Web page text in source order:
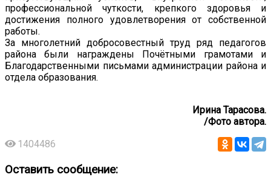
профессиональной чуткости, крепкого здоровья и
достижения полного удовлетворения от собственной
работы.
За многолетний добросовестный труд ряд педагогов
района были награждены Почётными грамотами и
Благодарственными письмами администрации района и
отдела образования.
Ирина Тарасова.
/Фото автора.
1404486
Оставить сообщение: